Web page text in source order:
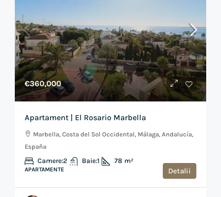
€360,000
Apartament | El Rosario Marbella
Marbella, Costa del Sol Occidental, Málaga, Andalucía,
España
Camere:2 Baie:1 78 m²
APARTAMENTE Detalii